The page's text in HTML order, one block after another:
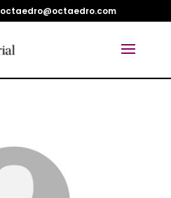
octaedro@octaedro.com